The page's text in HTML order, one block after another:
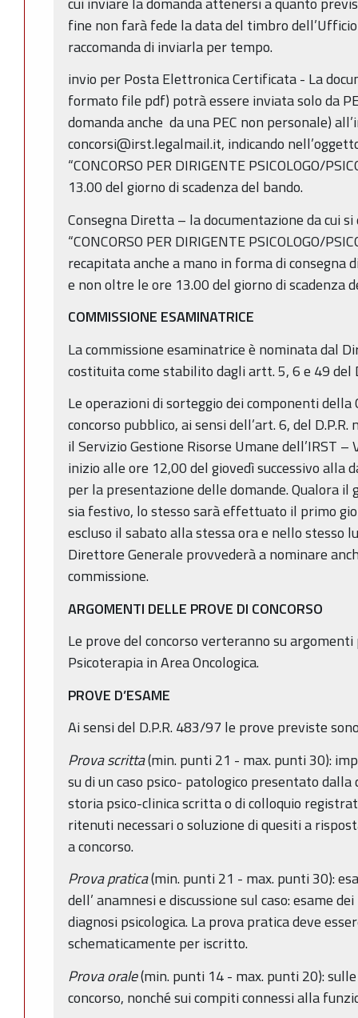
fine non farà fede la data del timbro
raccomanda di inviarla per tempo.
invio per Posta Elettronica Certificata - La
formato file pdf) potrà essere inviata solo da
domanda anche da una PEC non personale)
concorsi@irst.legalmail.it, indicando
“CONCORSO PER DIRIGENTE PSICOLOGO/
13.00 del giorno di scadenza del bando.
Consegna Diretta – la documentazione da cui
“CONCORSO PER DIRIGENTE PSICOLOGO/
recapitata anche a mano in forma di consegna
e non oltre le ore 13.00 del giorno di scadenza
COMMISSIONE ESAMINATRICE
La commissione esaminatrice è nominata dal
costituita come stabilito dagli artt. 5, 6 e 49 del
Le operazioni di sorteggio dei componenti
concorso pubblico, ai sensi dell’art. 6, del
il Servizio Gestione Risorse Umane dell’IRST
inizio alle ore 12,00 del giovedì successivo alla
per la presentazione delle domande. Qualora
sia festivo, lo stesso sarà effettuato il primo
escluso il sabato alla stessa ora e nello stesso
Direttore Generale provvederà a nominare
commissione.
ARGOMENTI DELLE PROVE DI CONCORSO
Le prove del concorso verteranno su
Psicoterapia in Area Oncologica.
PROVE D’ESAME
Ai sensi del D.P.R. 483/97 le prove previste
Prova scritta(min. punti 21 - max. punti 30):
su di un caso psico- patologico presentato
storia psico-clinica scritta o di colloquio
ritenuti necessari o soluzione di quesiti a
a concorso.
Prova pratica(min. punti 21 - max. punti 30):
dell’ anamnesi e discussione sul caso: esame
diagnosi psicologica. La prova pratica deve
schematicamente per iscritto.
Prova orale(min. punti 14 - max. punti 20):
concorso, nonché sui compiti connessi alla